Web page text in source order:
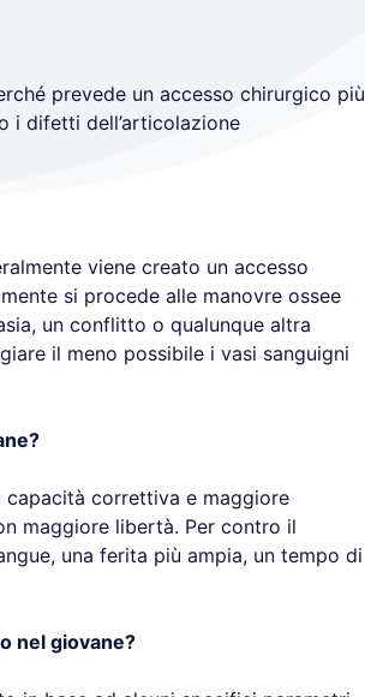
prevede un accesso chirurgico più
i difetti dell’articolazione
viene creato un accesso
si procede alle manovre ossee
un conflitto o qualunque altra
il meno possibile i vasi sanguigni
correttiva e maggiore
maggiore libertà. Per contro il
una ferita più ampia, un tempo di
nel giovane?